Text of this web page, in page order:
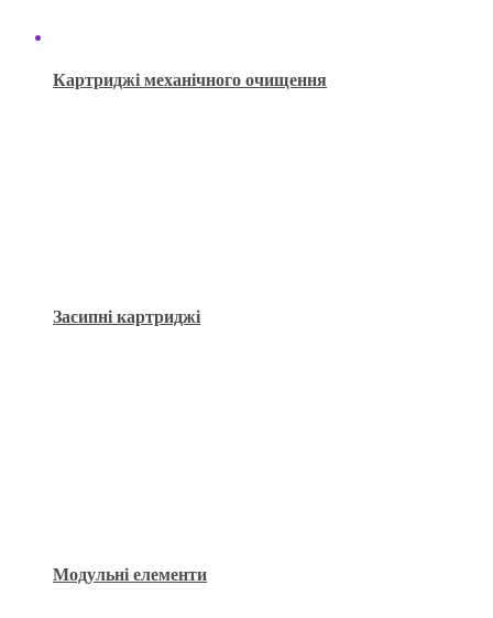
Картриджі механічного очищення
Засипні картриджі
Модульні елементи